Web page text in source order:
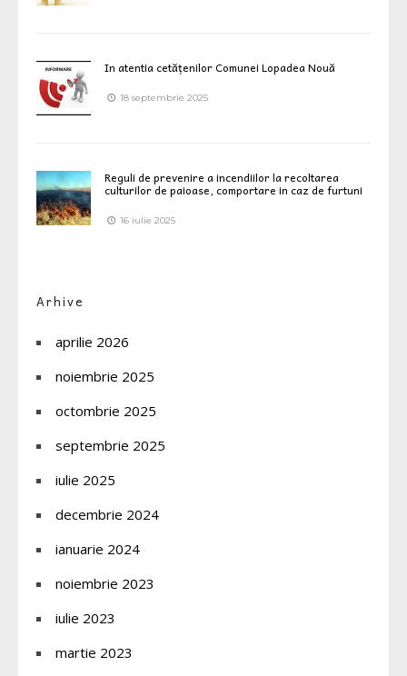
In atentia cetățenilor Comunei Lopadea Nouă
18 septembrie 2025
Reguli de prevenire a incendiilor la recoltarea
culturilor de paioase, comportare in caz de furtuni
16 iulie 2025
Arhive
aprilie 2026
noiembrie 2025
octombrie 2025
septembrie 2025
iulie 2025
decembrie 2024
ianuarie 2024
noiembrie 2023
iulie 2023
martie 2023